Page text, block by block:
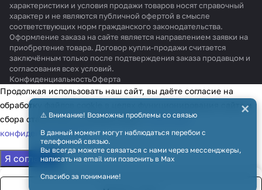
характеристики и условия продажи товаров носят справочный
характер и не являются публичной офертой в смысле
соответствующих норм гражданского законодательства.
Оформление заказа на сайте является направлением заявки на
приобретение товара. Договор купли-продажи считается
заключённым только после подтверждения заказа продавцом и
согласования всех условий.
КонфиденциальностьОферта
⚠️ Внимание! Возможны проблемы со связью
В данный момент могут наблюдаться перебои с
телефонной связью.
Вы всегда можете связаться с нами через мессенджеры,
написать на email или позвонить в Max
Спасибо за понимание!
×
Продолжая использовать наш сайт, вы даёте согласие на
обработку файлов cookie в целях функционирования сайта и
сбора статистики в соответствии сполитикой
конфиденциальности
Я согласен